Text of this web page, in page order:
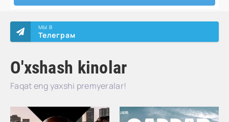
O'xshash kinolar
Faqat eng yaxshi premyeralar!
МЫ В
Телеграм